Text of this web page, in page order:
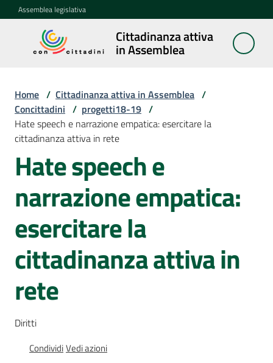
Vai al contenuto
Vai alla navigazione
Vai al footer
Assemblea legislativa
Cittadinanza attiva
in Assemblea
Cittadinanza
attiva in
Concittadini
Menu selezionato
Porte
aperte
Assemblea
Mostre
itineranti
Percorsi
sulla
Home / Cittadinanza attiva in Assemblea /
Concittadini / progetti18-19 /
Hate speech e narrazione empatica: esercitare la
cittadinanza attiva in rete
Hate speech e
narrazione empatica:
esercitare la
cittadinanza attiva in
rete
Diritti
CondividiVedi azioni